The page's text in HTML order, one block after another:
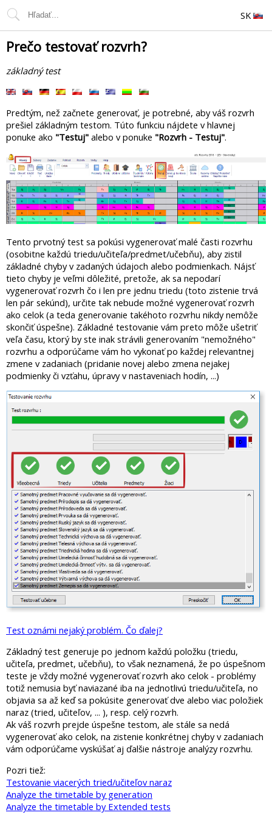
SK
Prečo testovať rozvrh?
základný test
Predtým, než začnete generovať, je potrebné, aby váš rozvrh
prešiel základným testom. Túto funkciu nájdete v hlavnej
ponuke ako "Testuj" alebo v ponuke "Rozvrh - Testuj".
Tento prvotný test sa pokúsi vygenerovať malé časti rozvrhu
(osobitne každú triedu/učiteľa/predmet/učebňu), aby zistil
základné chyby v zadaných údajoch alebo podmienkach. Nájsť
tieto chyby je veľmi dôležité, pretože, ak sa nepodarí
vygenerovať rozvrh čo i len pre jednu triedu (toto zistenie trvá
len pár sekúnd), určite tak nebude možné vygenerovať rozvrh
ako celok (a teda generovanie takéhoto rozvrhu nikdy nemôže
skončiť úspešne). Základné testovanie vám preto môže ušetriť
veľa času, ktorý by ste inak strávili generovaním "nemožného"
rozvrhu a odporúčame vám ho vykonať po každej relevantnej
zmene v zadaniach (pridanie novej alebo zmena nejakej
podmienky či vzťahu, úpravy v nastaveniach hodín, ...)
Test oznámi nejaký problém. Čo ďalej?
Základný test generuje po jednom každú položku (triedu,
učiteľa, predmet, učebňu), to však neznamená, že po úspešnom
teste je vždy možné vygenerovať rozvrh ako celok - problémy
totiž nemusia byť naviazané iba na jednotlivú triedu/učiteľa, no
objavia sa až keď sa pokúsite generovať dve alebo viac položiek
naraz (tried, učiteľov, ... ), resp. celý rozvrh.
Ak váš rozvrh prejde úspešne testom, ale stále sa nedá
vygenerovať ako celok, na zistenie konkrétnej chyby v zadaniach
vám odporúčame vyskúšať aj ďalšie nástroje analýzy rozvrhu.
Pozri tiež:
Testovanie viacerých tried/učiteľov naraz
Analyze the timetable by generation
Analyze the timetable by Extended tests